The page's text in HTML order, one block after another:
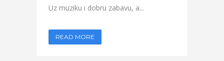
Uz muziku i dobru zabavu, a...
READ MORE